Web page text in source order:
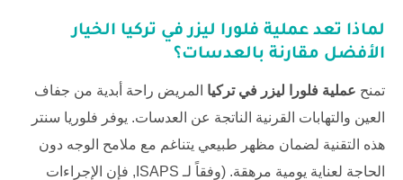
لماذا تعد عملية فلورا ليزر في تركيا الخيار
الأفضل مقارنة بالعدسات؟
تمنح عملية فلورا ليزر في تركيا المريض راحة أبدية من جفاف
العين والتهابات القرنية الناتجة عن العدسات. يوفر فلوريا سنتر
هذه التقنية لضمان مظهر طبيعي يتناغم مع ملامح الوجه دون
الحاجة لعناية يومية مرهقة. (وفقاً لـ ISAPS , فإن الإجراءات